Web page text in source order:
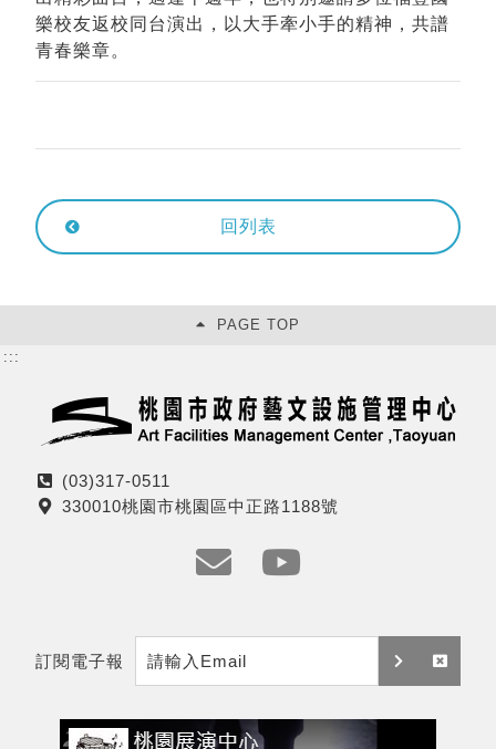
樂校友返校同台演出，以大手牽小手的精神，共譜
青春樂章。
回列表
PAGE TOP
:::
電
話
(03)317-0511
地
330010桃園市桃園區中正路1188號
m
a
i
t
訂閱電子報
訂 取